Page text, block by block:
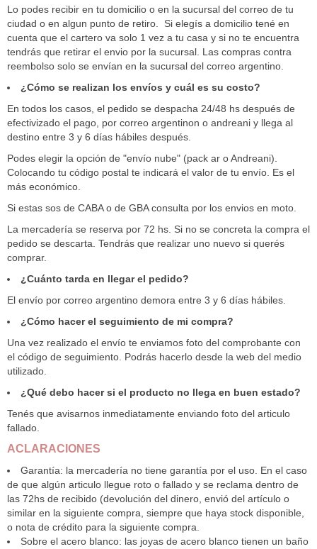
Lo podes recibir en tu domicilio o en la sucursal del correo de tu
ciudad o en algun punto de retiro. Si elegís a domicilio tené en
cuenta que el cartero va solo 1 vez a tu casa y si no te encuentra
tendrás que retirar el envio por la sucursal. Las compras contra
reembolso solo se envían en la sucursal del correo argentino.
¿Cómo se realizan los envíos y cuál es su costo?
En todos los casos, el pedido se despacha 24/48 hs después de
efectivizado el pago, por correo argentinon o andreani y llega al
destino entre 3 y 6 días hábiles después.
Podes elegir la opción de "envío nube" (pack ar o Andreani).
Colocando tu código postal te indicará el valor de tu envío. Es el
más económico.
Si estas sos de CABA o de GBA consulta por los envios en moto.
La mercadería se reserva por 72 hs. Si no se concreta la compra el
pedido se descarta. Tendrás que realizar uno nuevo si querés
comprar.
¿Cuánto tarda en llegar el pedido?
El envío por correo argentino demora entre 3 y 6 días hábiles.
¿Cómo hacer el seguimiento de mi compra?
Una vez realizado el envío te enviamos foto del comprobante con
el código de seguimiento. Podrás hacerlo desde la web del medio
utilizado.
¿Qué debo hacer si el producto no llega en buen estado?
Tenés que avisarnos inmediatamente enviando foto del articulo
fallado.
ACLARACIONES
Garantía: la mercadería no tiene garantía por el uso. En el caso
de que algún articulo llegue roto o fallado y se reclama dentro de
las 72hs de recibido (devolución del dinero, envió del artículo o
similar en la siguiente compra, siempre que haya stock disponible,
o nota de crédito para la siguiente compra.
Sobre el acero blanco: las joyas de acero blanco tienen un baño